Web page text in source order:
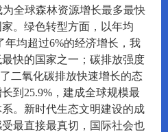
全球森林资源增长最多最快
。绿色转型方面，以年均
年均超过6%的经济增长，我
快的国家之一；碳排放强度
二氧化碳排放快速增长的态
到25.9%，建成全球规模最
。新时代生态文明建设的成
最直接最真切，国际社会也